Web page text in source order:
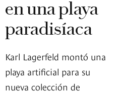
en una playa
paradisíaca
Karl Lagerfeld montó una
playa artificial para su
nueva colección de